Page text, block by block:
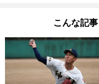
こんな記